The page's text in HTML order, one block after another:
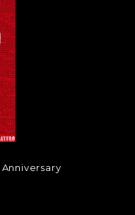
Anniversary